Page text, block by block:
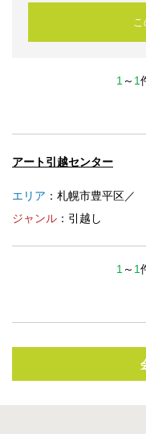
1 ～ 1
アート引越センター
エリア ：札幌市豊平区／
ジャンル ：引越し
1 ～ 1